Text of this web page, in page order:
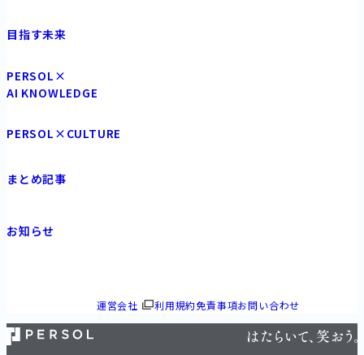
目指す未来
PERSOL×
AI KNOWLEDGE
PERSOL×CULTURE
まとめ記事
お知らせ
運営会社 利用規約免責事項お問い合わせ